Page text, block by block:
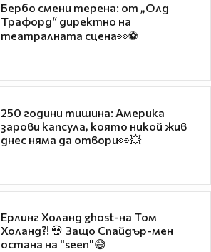
Бербо смени терена: от „Олд
Трафорд“ директно на
театралната сцена👀⚽
250 години тишина: Америка
зарови капсула, която никой жив
днес няма да отвори👀💥
Ерлинг Холанд ghost-на Том
Холанд?! 💀 Защо Спайдър-мен
остана на "seen"😅